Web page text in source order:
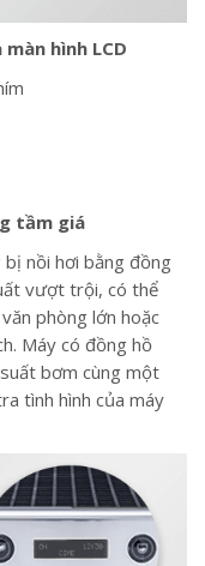
hình LCD
tầm giá
nồi hơi bằng đồng
vượt trội, có thể
phòng lớn hoặc
Máy có đồng hồ
bơm cùng một
tình hình của máy